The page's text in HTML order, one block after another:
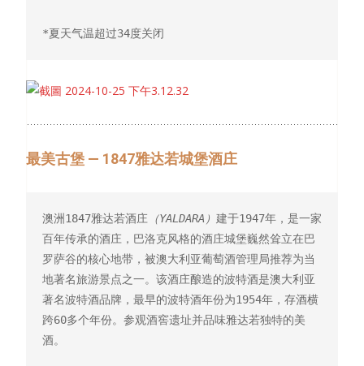
*夏天气温超过34度关闭
最美古堡 — 1847雅达若城堡酒庄
澳洲1847雅达若酒庄 （YALDARA） 建于1947年，是一家
百年传承的酒庄，巴洛克风格的酒庄城堡巍然耸立在巴
罗萨谷的核心地带，被澳大利亚葡萄酒管理局推荐为当
地著名旅游景点之一。该酒庄酿造的波特酒是澳大利亚
著名波特酒品牌，最早的波特酒年份为1954年，存酒横
跨60多个年份。参观酒窖遗址并品味雅达若独特的美
酒。